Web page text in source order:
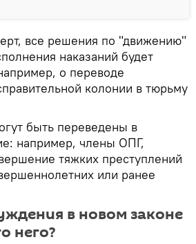
все решения по "движению"
наказаний будет
о переводе
колонии в тюрьму
быть переведены в
например, члены ОПГ,
тяжких преступлений
или ранее
в новом законе
него?